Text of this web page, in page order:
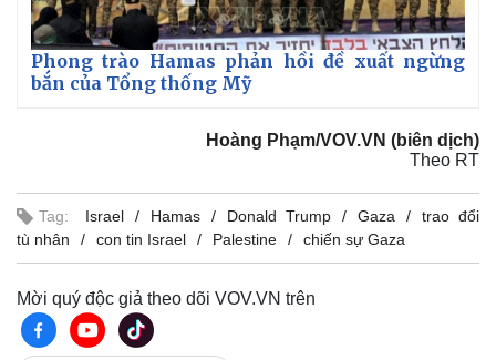
Phong trào Hamas phản hồi đề xuất ngừng
bắn của Tổng thống Mỹ
Hoàng Phạm/VOV.VN (biên dịch)
Theo RT
Tag: Israel Hamas Donald Trump Gaza
trao đổi
tù nhân
con tin Israel Palestine chiến sự Gaza
Mời quý độc giả theo dõi VOV.VN trên